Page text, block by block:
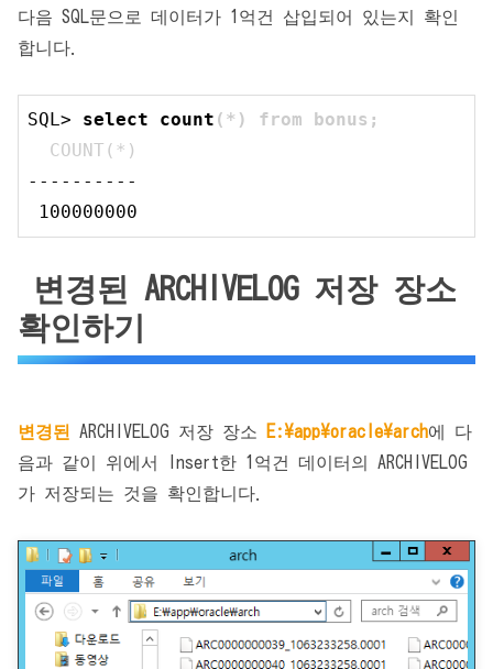
다음 SQL문으로 데이터가 1억건 삽입되어 있는지 확인
합니다.
SQL> select count (*) from bonus;
  COUNT(*)
----------
100000000
변경된 ARCHIVELOG 저장 장소
확인하기
변경된 ARCHIVELOG 저장 장소 E:\app\oracle\arch에 다
음과 같이 위에서 Insert한 1억건 데이터의 ARCHIVELOG
가 저장되는 것을 확인합니다.